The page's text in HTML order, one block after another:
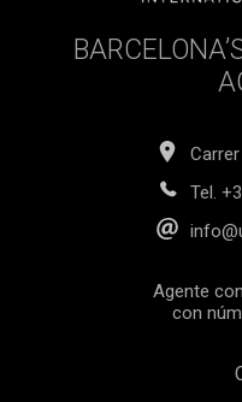
Tel.
Agente
con